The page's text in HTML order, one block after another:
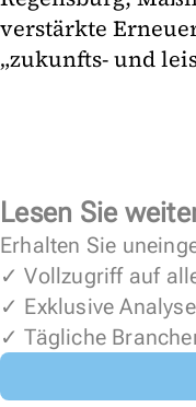
verstärkte
„zukunfts- und
Lesen Sie
Erhalten Sie
✓ Vollzugriff auf
✓ Exklusive
✓ Tägliche